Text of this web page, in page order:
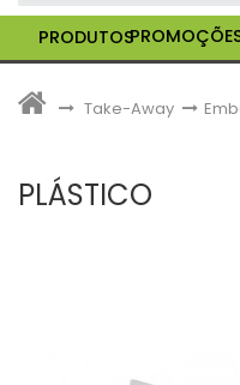
PRODUTOS
> Take-Away >
PLÁSTICO